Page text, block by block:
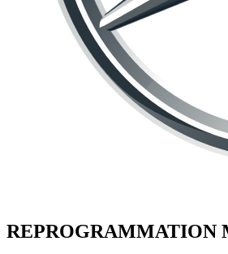
REPROGRAMMATION